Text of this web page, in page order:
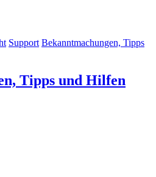
Support Bekanntmachungen, Tipps
Tipps und Hilfen